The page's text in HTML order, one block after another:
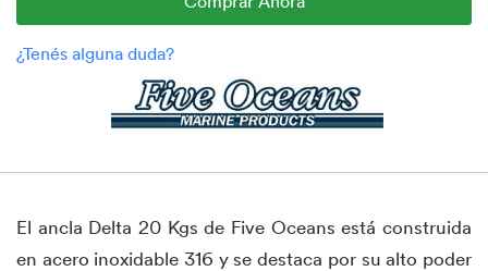
El ancla Delta 20 Kgs de Five Oceans está construida
en acero inoxidable 316 y se destaca por su alto poder